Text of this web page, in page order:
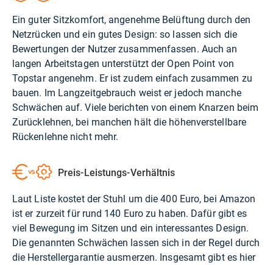
Ein guter Sitzkomfort, angenehme Belüftung durch den
Netzrücken und ein gutes Design: so lassen sich die
Bewertungen der Nutzer zusammenfassen. Auch an
langen Arbeitstagen unterstützt der Open Point von
Topstar angenehm. Er ist zudem einfach zusammen zu
bauen. Im Langzeitgebrauch weist er jedoch manche
Schwächen auf. Viele berichten von einem Knarzen beim
Zurücklehnen, bei manchen hält die höhenverstellbare
Rückenlehne nicht mehr.
Preis-Leistungs-Verhältnis
Laut Liste kostet der Stuhl um die 400 Euro, bei Amazon
ist er zurzeit für rund 140 Euro zu haben. Dafür gibt es
viel Bewegung im Sitzen und ein interessantes Design.
Die genannten Schwächen lassen sich in der Regel durch
die Herstellergarantie ausmerzen. Insgesamt gibt es hier